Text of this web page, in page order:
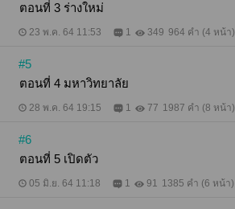
ตอนที่ 3 ร่างใหม่
23 พ.ค. 64 11:53 1 349 964 คำ (4 หน้า)
#5
ตอนที่ 4 มหาวิทยาลัย
28 พ.ค. 64 19:15 1 77 1987 คำ (8 หน้า)
#6
ตอนที่ 5 เปิดตัว
05 มิ.ย. 64 11:18 1 91 1385 คำ (6 หน้า)